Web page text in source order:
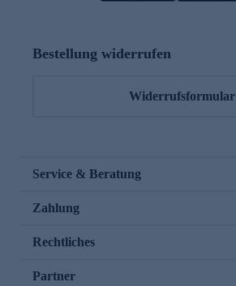
Bestellung widerrufen
Widerrufsformular
Service & Beratung
Zahlung
Rechtliches
Partner